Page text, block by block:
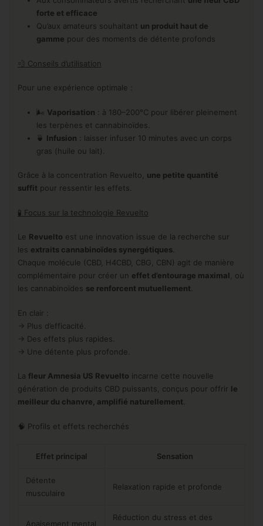
forte et efficace
Qu’aux amateurs souhaitant un produit haut de
gamme pour des moments de détente profonds
💨 Conseils d’utilisation
Pour une expérience optimale :
🌬️ Vaporisation : à 180–200°C pour libérer pleinement
les terpènes et cannabinoïdes.
🍵 Infusion : laisser infuser 10 minutes avec un corps
gras (huile ou lait).
Grâce à la concentration Revuelto, une petite quantité
suffit pour ressentir les effets.
🧪 Focus sur la technologie Revuelto
Le Revuelto est une innovation issue de la recherche sur
les extraits cannabinoïdes synergétiques.
Chaque molécule (CBD, H4CBD, CBG, CBN) agit de manière
complémentaire pour créer un effet d’entourage maximal , où
les cannabinoïdes se renforcent mutuellement
En clair :
→ Plus d’efficacité.
→ Des effets plus rapides.
→ Une détente plus profonde.
La fleur Amnesia US Revuelto incarne cette nouvelle
génération de produits CBD puissants, conçus pour offrir le
meilleur du chanvre, amplifié naturellement
🧠 Profils et effets recherchés
Effet principal Sensation
Détente
musculaire
Relaxation rapide et profonde
Apaisement mental
Réduction du stress et des